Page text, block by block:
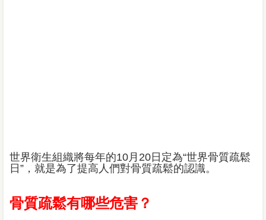
世界衛生組織將每年的10月20日定為“世界骨質疏鬆
日”，就是為了提高人們對骨質疏鬆的認識。
骨質疏鬆有哪些危害？